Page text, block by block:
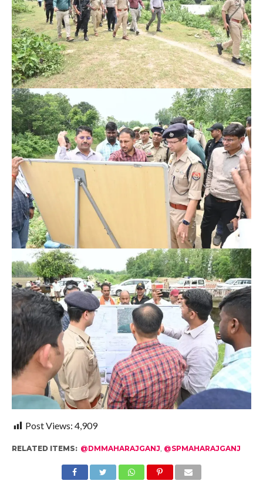
Post Views: 4,909
RELATED ITEMS: @DMMAHARAJGANJ @SPMAHARAJGANJ